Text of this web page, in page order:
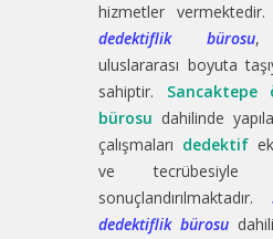
hizmetler vermektedir.
dedektiflik bürosu,
uluslararası boyuta
sahiptir.
bürosu dahilinde
çalışmaları dedektif
ve tecrübesiyle
sonuçlandırılmaktadır.
dedektiflik bürosu